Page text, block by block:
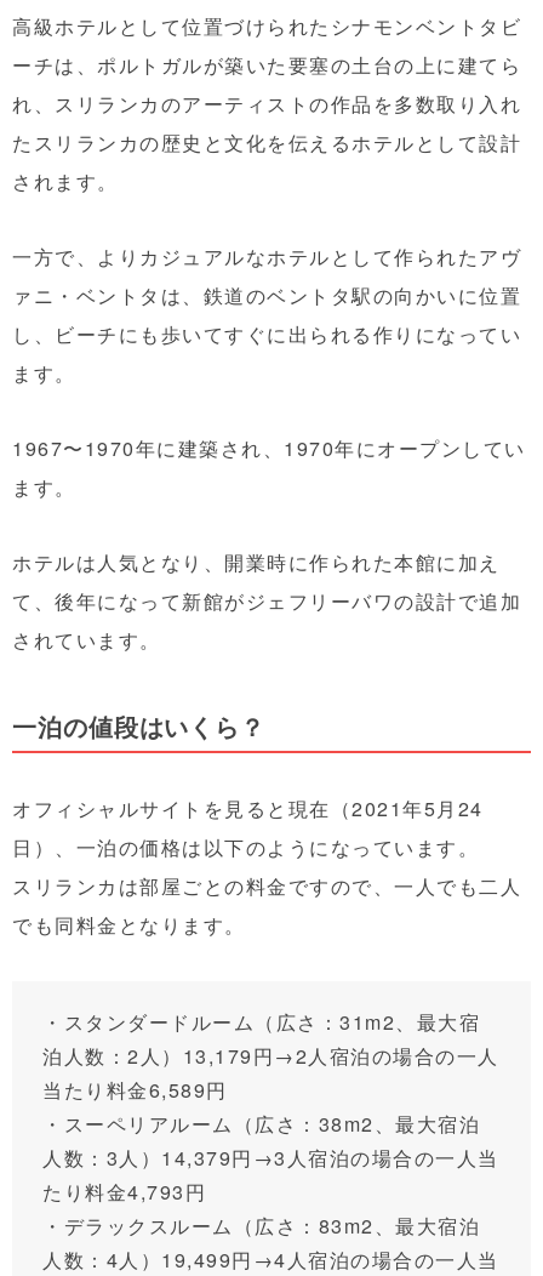
高級ホテルとして位置づけられたシナモンベントタビ
ーチは、ポルトガルが築いた要塞の土台の上に建てら
れ、スリランカのアーティストの作品を多数取り入れ
たスリランカの歴史と文化を伝えるホテルとして設計
されます。
一方で、よりカジュアルなホテルとして作られたアヴ
ァニ・ベントタは、鉄道のベントタ駅の向かいに位置
し、ビーチにも歩いてすぐに出られる作りになってい
ます。
1967〜1970年に建築され、1970年にオープンしてい
ます。
ホテルは人気となり、開業時に作られた本館に加え
て、後年になって新館がジェフリーバワの設計で追加
されています。
一泊の値段はいくら？
オフィシャルサイトを見ると現在（2021年5月24
日）、一泊の価格は以下のようになっています。
スリランカは部屋ごとの料金ですので、一人でも二人
でも同料金となります。
・スタンダードルーム（広さ：31m2、 最大宿
泊人数：2人）13,179円→2人宿泊の場合の一人
当たり料金6,589円
・スーペリアルーム（広さ：38m2 、最大宿泊
人数：3人）14,379円→3人宿泊の場合の一人当
たり料金4,793円
・デラックスルーム（広さ：83m2 、最大宿泊
人数：4人）19,499円→4人宿泊の場合の一人当